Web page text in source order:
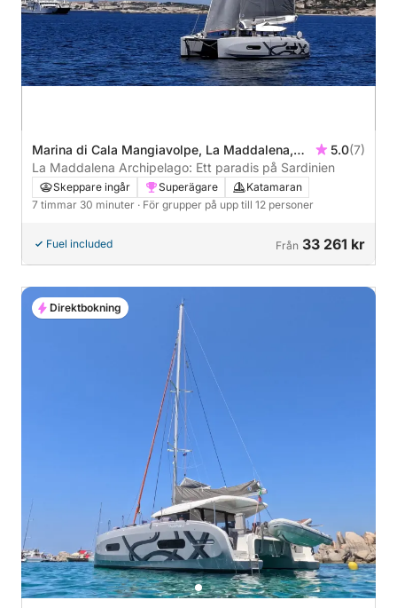
Marina di Cala Mangiavolpe, La Maddalena,
Italy
5.0(7)
La Maddalena Archipelago: Ett paradis på Sardinien
Skeppare ingår Superägare
Katamaran
7 timmar 30 minuter · För grupper på upp till 12 personer
Fuel included Från 33 261 kr
Direktbokning